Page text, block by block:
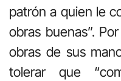
patrón a quien le
obras buenas”.
obras de sus
tolerar que